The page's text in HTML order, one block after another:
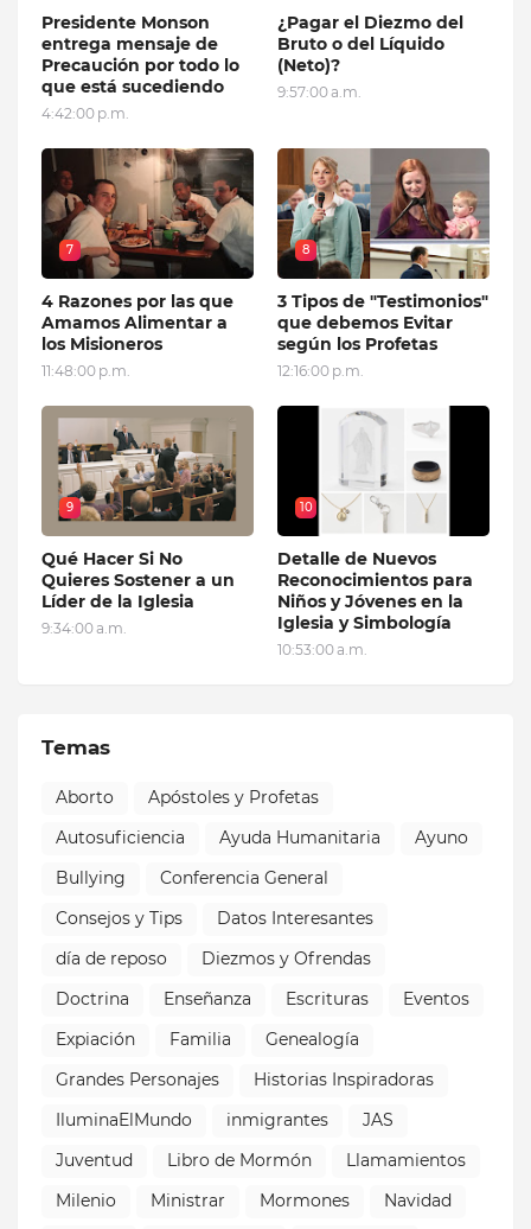
Presidente Monson
entrega mensaje de
Precaución por todo lo
que está sucediendo
4:42:00 p.m.
¿Pagar el Diezmo del
Bruto o del Líquido
(Neto)?
9:57:00 a.m.
7
4 Razones por las que
Amamos Alimentar a
los Misioneros
11:48:00 p.m.
8
3 Tipos de "Testimonios"
que debemos Evitar
según los Profetas
12:16:00 p.m.
9
Qué Hacer Si No
Quieres Sostener a un
Líder de la Iglesia
9:34:00 a.m.
10
Detalle de Nuevos
Reconocimientos para
Niños y Jóvenes en la
Iglesia y Simbología
10:53:00 a.m.
Temas
Aborto
Apóstoles y Profetas
Autosuficiencia
Ayuda Humanitaria
Ayuno
Bullying
Conferencia General
Consejos y Tips
Datos Interesantes
día de reposo
Diezmos y Ofrendas
Doctrina
Enseñanza Escrituras
Eventos
Expiación
Familia
Genealogía
Grandes Personajes
Historias Inspiradoras
IluminaElMundo
inmigrantes
JAS
Juventud
Libro de Mormón
Llamamientos
Milenio
Ministrar Mormones
Navidad